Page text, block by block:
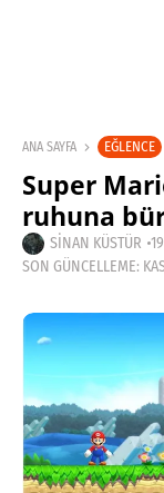
ANA SAYFA EĞLENCE
Super
ruhuna
SINAN KÜSTÜR
SON GÜNCELLEME: